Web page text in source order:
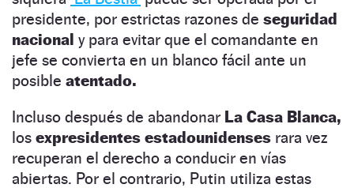
presidente, por estrictas razones de seguridad
nacional y para evitar que el comandante en
jefe se convierta en un blanco fácil ante un
posible atentado.
Incluso después de abandonar La Casa Blanca,
los expresidentes estadounidenses rara vez
recuperan el derecho a conducir en vías
abiertas. Por el contrario, Putin utiliza estas